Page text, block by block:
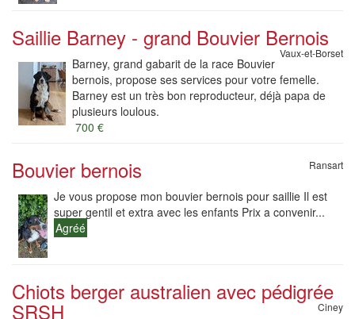
Saillie Barney - grand Bouvier Bernois
Vaux-et-Borset
Barney, grand gabarit de la race Bouvier
bernois, propose ses services pour votre femelle.
Barney est un très bon reproducteur, déjà papa de
plusieurs loulous.
700 €
Bouvier bernois Ransart
Je vous propose mon bouvier bernois pour saillie Il est
super gentil et extra avec les enfants Prix a convenir...
Agréé
Chiots berger australien avec pédigrée
SRSH Ciney